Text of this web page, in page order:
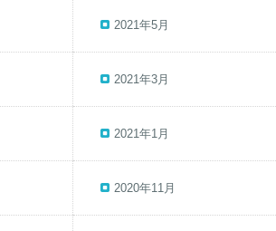
2021年5月
2021年3月
2021年1月
2020年11月